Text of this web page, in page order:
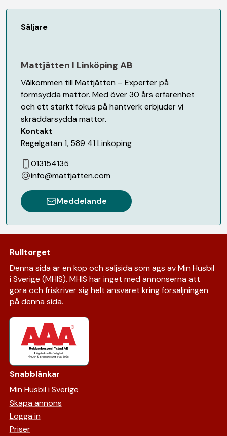
Säljare
Mattjätten I Linköping AB
Välkommen till Mattjätten – Experter på
formsydda mattor. Med över 30 års erfarenhet
och ett starkt fokus på hantverk erbjuder vi
skräddarsydda mattor.
Kontakt
Regelgatan 1, 589 41 Linköping
013154135
info@mattjatten.com
Meddelande
Rulltorget
Denna sida är en köp och säljsida som ägs av Min Husbil
i Sverige (MHIS). MHIS har inget med annonserna att
göra och friskriver sig helt ansvaret kring försäljningen
på denna sida.
Snabblänkar
Min Husbil i Sverige
Skapa annons
Logga in
Priser